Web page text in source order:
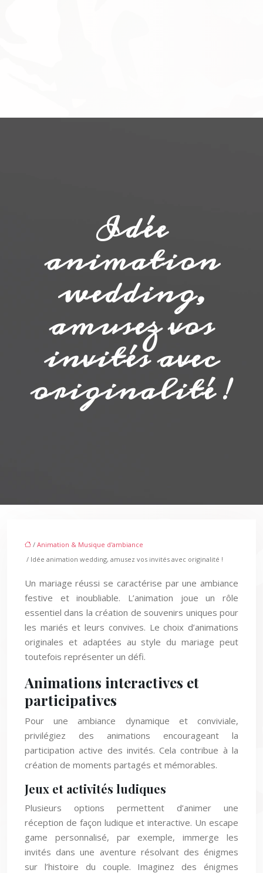
Idée
animation
wedding,
amusez vos
invités avec
originalité !
/ Animation & Musique d'ambiance
/ Idée animation wedding, amusez vos invités avec originalité !
Un mariage réussi se caractérise par une ambiance
festive et inoubliable. L’animation joue un rôle
essentiel dans la création de souvenirs uniques pour
les mariés et leurs convives. Le choix d’animations
originales et adaptées au style du mariage peut
toutefois représenter un défi.
Animations interactives et
participatives
Pour une ambiance dynamique et conviviale,
privilégiez des animations encourageant la
participation active des invités. Cela contribue à la
création de moments partagés et mémorables.
Jeux et activités ludiques
Plusieurs options permettent d’animer une
réception de façon ludique et interactive. Un escape
game personnalisé, par exemple, immerge les
invités dans une aventure résolvant des énigmes
sur l’histoire du couple. Imaginez des énigmes